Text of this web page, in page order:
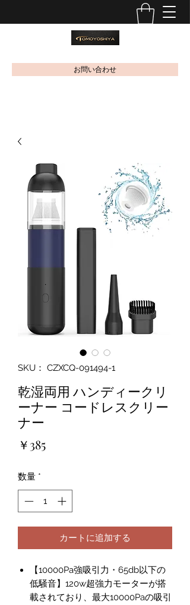
お問い合わせ
SKU： CZXCQ-091494-1
乾湿両用 ハンディークリ
ーナー コードレスクリー
ナー
￥385価
数量 *
カートに追加する
【10000Pa強吸引力・65db以下の
低騒音】120w超強力モーターが搭
載されており、最大10000Paの吸引